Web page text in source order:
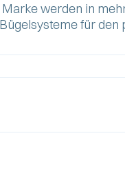
werden in
für den